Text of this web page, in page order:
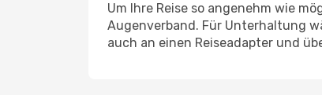
Um Ihre Reise so angenehm wie
Augenverband. Für Unterhaltung
auch an einen Reiseadapter und